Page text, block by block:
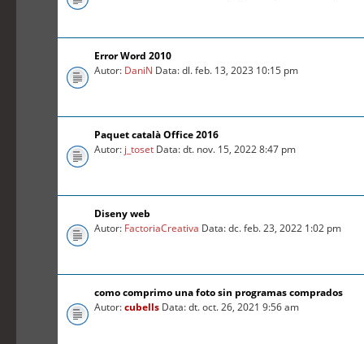
Error Word 2010
Autor: DaniN Data: dl. feb. 13, 2023 10:15 pm
Paquet català Office 2016
Autor: j_toset Data: dt. nov. 15, 2022 8:47 pm
Diseny web
Autor: FactoriaCreativa Data: dc. feb. 23, 2022 1:02 pm
como comprimo una foto sin programas comprados
Autor:cubells Data: dt. oct. 26, 2021 9:56 am